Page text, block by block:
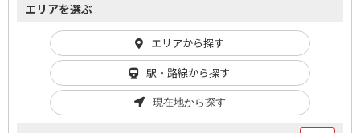
エリアを選ぶ
エリアから探す
駅・路線から探す
現在地から探す